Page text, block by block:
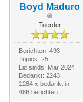
Boyd Maduro
Toerder
Berichten: 493
Topics: 25
Lid sinds: Mar 2024
Bedankt: 2243
1284 x bedankt in
486 berichten